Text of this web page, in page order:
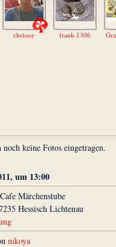
chrisssy frank-1306
keine Fotos eingetragen.
um 13:00
Märchenstube
Hessisch Lichtenau
nikoya